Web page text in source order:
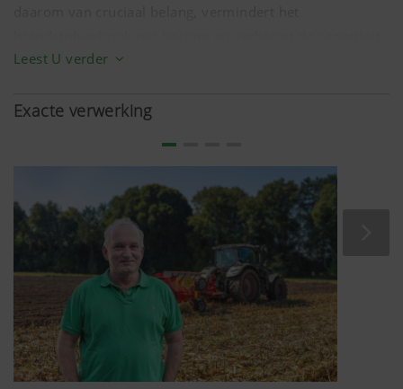
Naast een aangepaste interne bandenspanning en
hiervoor technische ondersteuning. De geïntegreerde
trekkrachtversterker TRACTION CONTROL verbetert de
krachtoverdracht van de tractor naar de grond door
gewicht toe te voegen aan de achteras van de tractor.
Leest U verder
Exacte verwerking